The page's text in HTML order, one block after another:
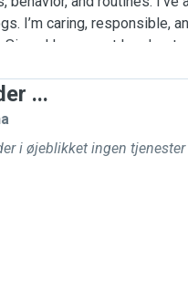
I’m caring, responsible,
Since I have a cat I
someone else is
affection, attention, and a
I’m happy to follow any
...
i øjeblikket ingen tjenester